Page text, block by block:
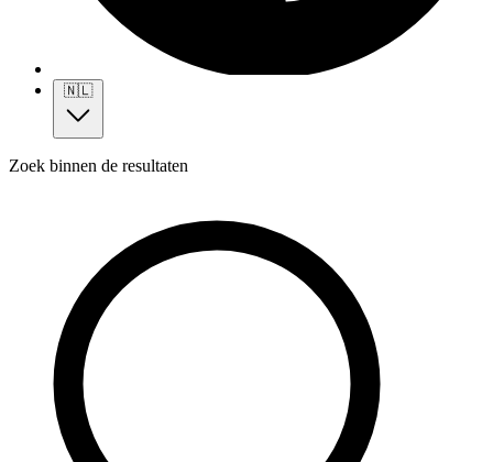
🇳🇱
Zoek binnen de resultaten